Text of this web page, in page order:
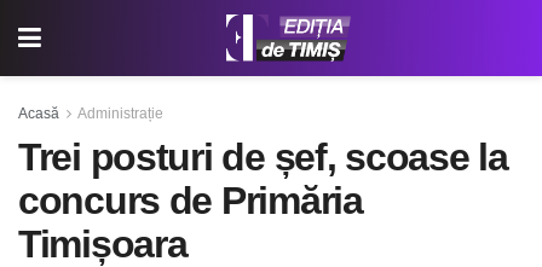
Acasă Administrație
Trei posturi de șef, scoase la
concurs de Primăria
Timișoara